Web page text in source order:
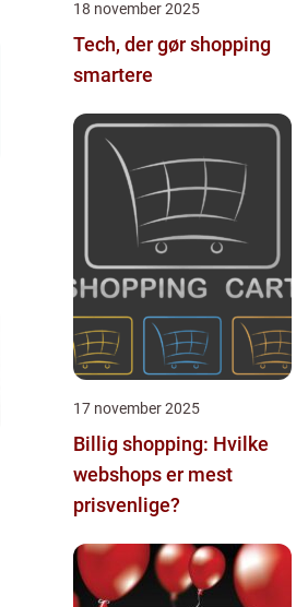
18 november 2025
Tech, der gør shopping
smartere
17 november 2025
Billig shopping: Hvilke
webshops er mest
prisvenlige?